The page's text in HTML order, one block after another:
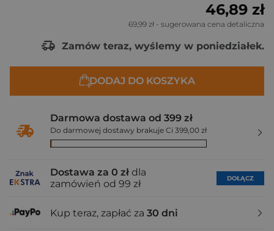
46,89 zł
69,99 zł - sugerowana cena detaliczna
Zamów teraz, wyślemy w poniedziałek.
DODAJ DO KOSZYKA
Darmowa dostawa od 399 zł
Do darmowej dostawy brakuje Ci 399,00 zł
Dostawa za 0 zł dla
zamówień od 99 zł
DOŁĄCZ
Kup teraz, zapłać za 30 dni